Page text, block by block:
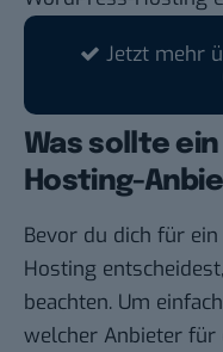
Jetzt mehr
Was sollte
Hosting-
Bevor du dich für
Hosting
beachten. Um
welcher Anbieter